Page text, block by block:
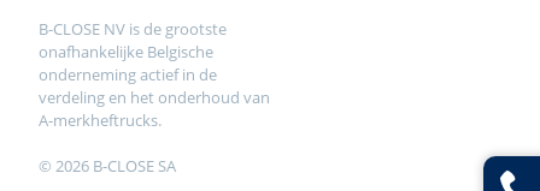
B-CLOSE NV is de grootste
onafhankelijke Belgische
onderneming actief in de
verdeling en het onderhoud van
A-merkheftrucks.
© 2026 B-CLOSE SA